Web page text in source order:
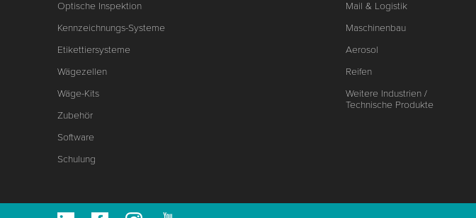
Optische Inspektion
Kennzeichnungs-Systeme
Etikettiersysteme
Wägezellen
Wäge-Kits
Zubehör
Software
Schulung
Mail & Logistik
Maschinenbau
Aerosol
Reifen
Weitere Industrien /
Technische Produkte